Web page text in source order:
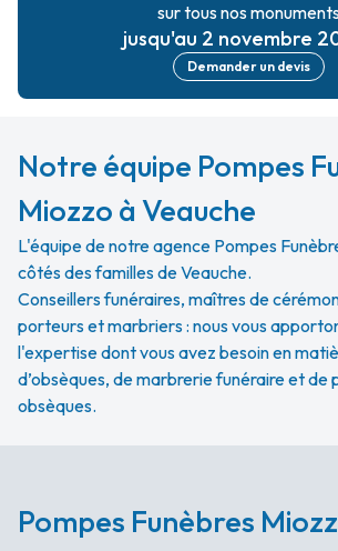
sur tous nos
jusqu'au 2 novembre
Demander un devis
Notre équipe Pompes
Miozzo à Veauche
L'équipe de notre agence Pompes
côtés des familles de Veauche.
Conseillers funéraires, maîtres de
porteurs et marbriers : nous vous
l'expertise dont vous avez besoin en
d’obsèques, de marbrerie funéraire et de
obsèques.
Pompes Funèbres